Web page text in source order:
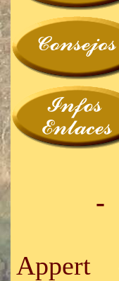
-
Appert